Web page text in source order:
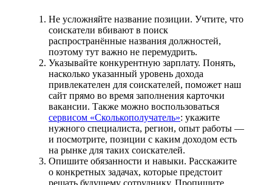
Не усложняйте название позиции. Учтите, что
соискатели вбивают в поиск
распространённые названия должностей,
поэтому тут важно не перемудрить.
Указывайте конкурентную зарплату. Понять,
насколько указанный уровень дохода
привлекателен для соискателей, поможет наш
сайт прямо во время заполнения карточки
вакансии. Также можно воспользоваться
сервисом «Сколькополучатель»: укажите
нужного специалиста, регион, опыт работы —
и посмотрите, позиции с каким доходом есть
на рынке для таких соискателей.
Опишите обязанности и навыки. Расскажите
о конкретных задачах, которые предстоит
решать будущему сотруднику. Пропишите